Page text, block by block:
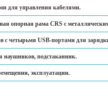
для управления кабелями.
опорная рама CRS с
с четырьмя USB-портами для
наушников, подстаканник.
эксплуатации.